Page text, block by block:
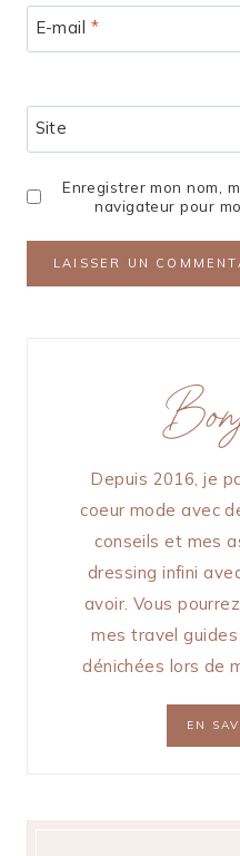
E-mail *
Site
Enregistrer mon nom,
navigateur pour
Depuis 2016, je
coeur mode avec
conseils et mes
dressing infini
avoir. Vous
mes travel
dénichées lors de
EN